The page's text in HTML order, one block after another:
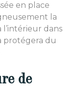
en place
la
dans
protégera du
de